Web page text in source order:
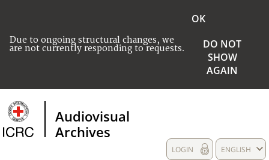
Due to ongoing structural changes, we
are not currently responding to requests.
OK
DO NOT
SHOW
AGAIN
Audiovisual
Archives
ENGLISH
LOGIN